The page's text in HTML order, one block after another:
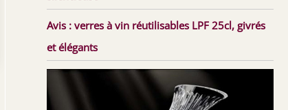
Avis : verres à vin réutilisables LPF 25cl, givrés
et élégants